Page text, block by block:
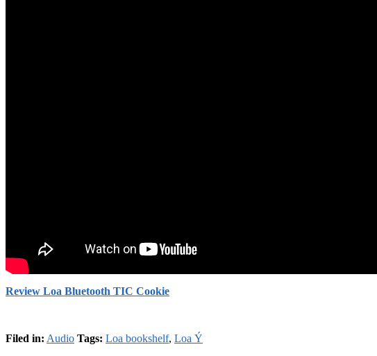
Review Loa Bluetooth TIC Cookie
Filed in: Audio Tags: Loa bookshelf, Loa Ý